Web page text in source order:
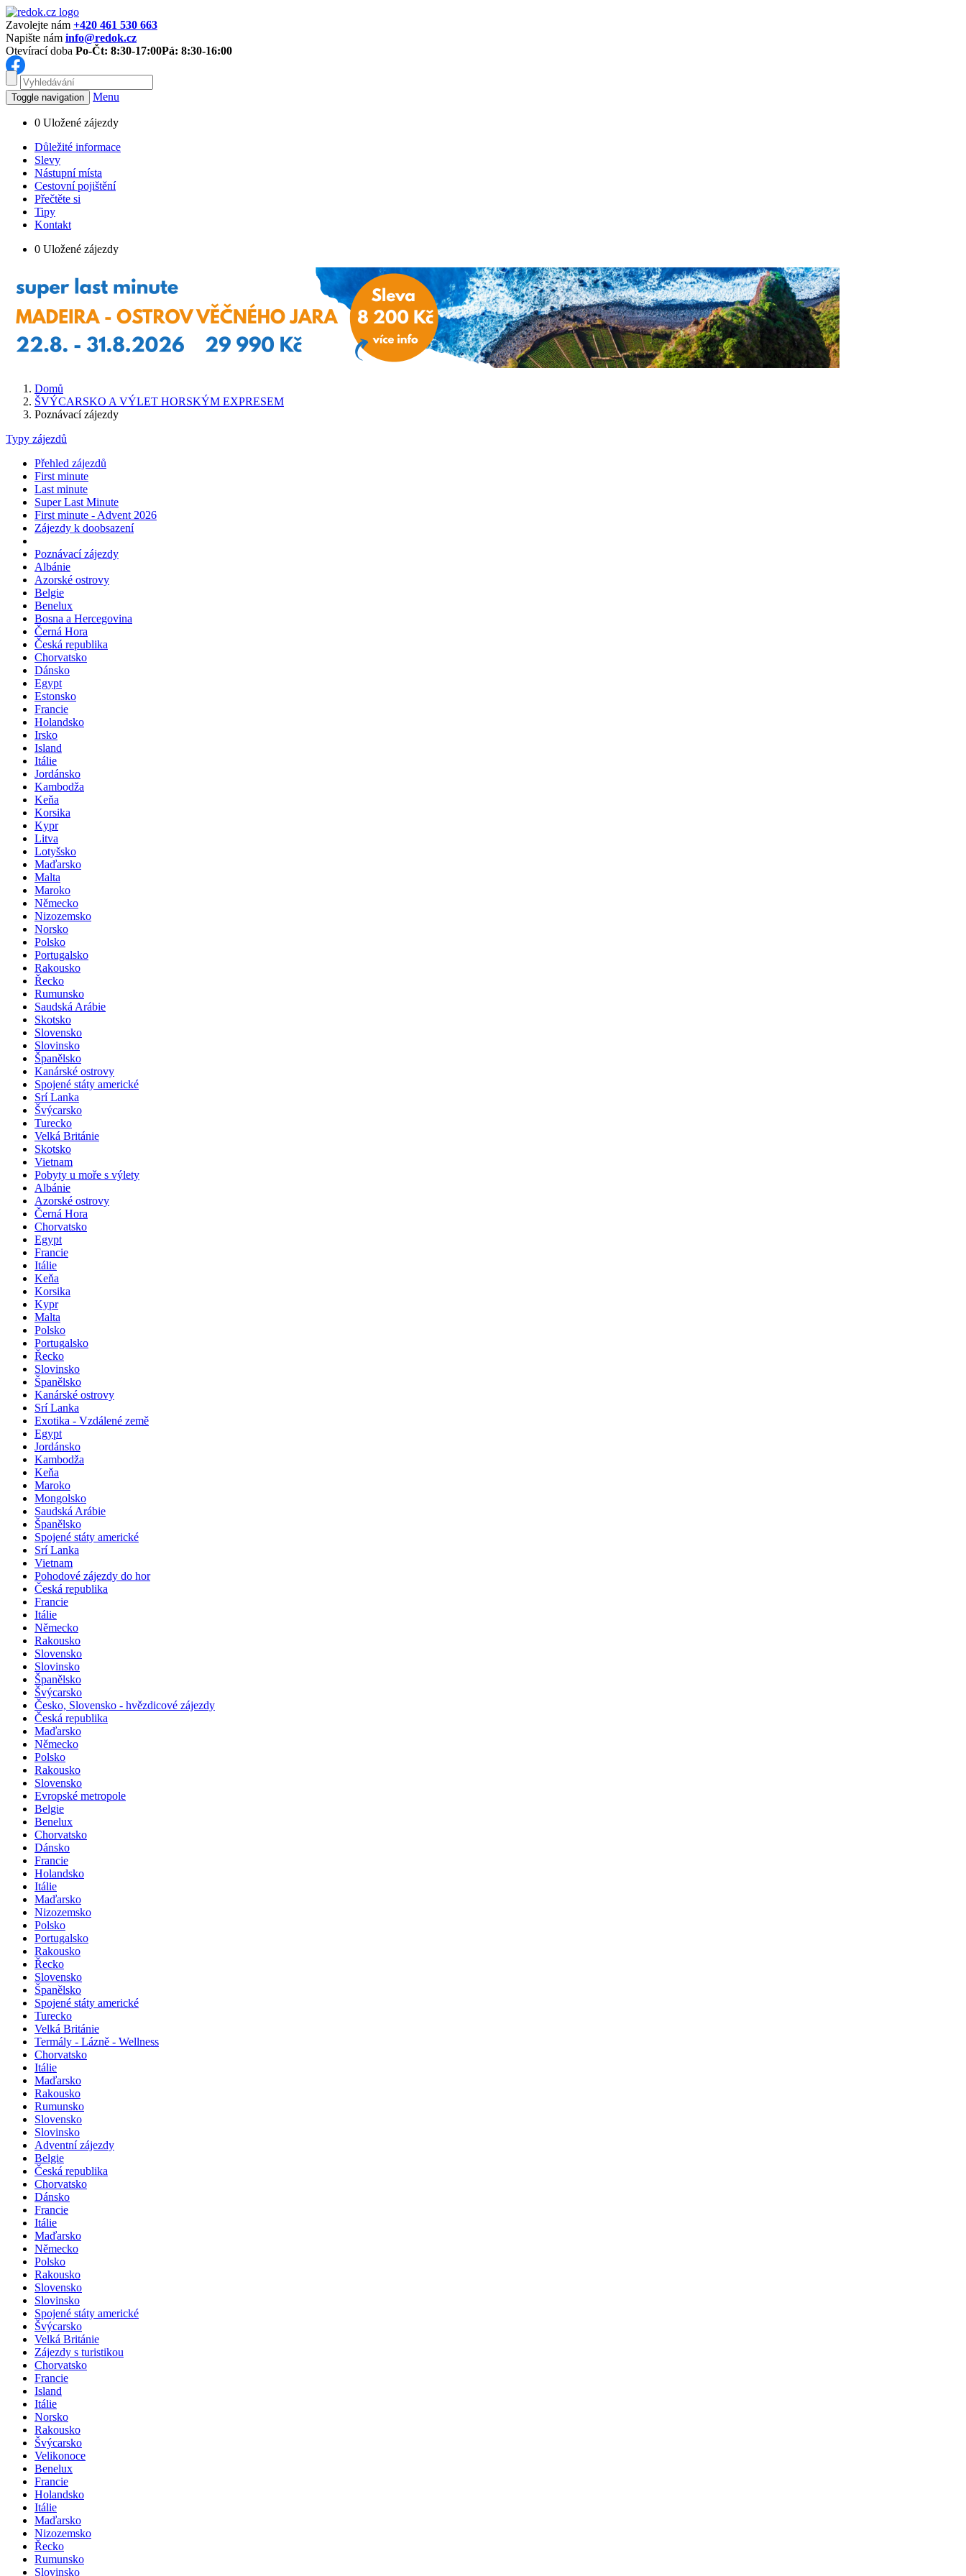
Zavolejte nám +420 461 530 663
Napište nám info@redok.cz
Otevírací doba Po-Čt: 8:30-17:00Pá: 8:30-16:00
Toggle navigation Menu
0 Uložené zájezdy
Důležité informace
Slevy
Nástupní místa
Cestovní pojištění
Přečtěte si
Tipy
Kontakt
0 Uložené zájezdy
Domů
ŠVÝCARSKO A VÝLET HORSKÝM EXPRESEM
Poznávací zájezdy
Typy zájezdů
Přehled zájezdů
First minute
Last minute
Super Last Minute
First minute - Advent 2026
Zájezdy k doobsazení
Poznávací zájezdy
Albánie
Azorské ostrovy
Belgie
Benelux
Bosna a Hercegovina
Černá Hora
Česká republika
Chorvatsko
Dánsko
Egypt
Estonsko
Francie
Holandsko
Irsko
Island
Itálie
Jordánsko
Kambodža
Keňa
Korsika
Kypr
Litva
Lotyšsko
Maďarsko
Malta
Maroko
Německo
Nizozemsko
Norsko
Polsko
Portugalsko
Rakousko
Řecko
Rumunsko
Saudská Arábie
Skotsko
Slovensko
Slovinsko
Španělsko
Kanárské ostrovy
Spojené státy americké
Srí Lanka
Švýcarsko
Turecko
Velká Británie
Skotsko
Vietnam
Pobyty u moře s výlety
Albánie
Azorské ostrovy
Černá Hora
Chorvatsko
Egypt
Francie
Itálie
Keňa
Korsika
Kypr
Malta
Polsko
Portugalsko
Řecko
Slovinsko
Španělsko
Kanárské ostrovy
Srí Lanka
Exotika - Vzdálené země
Egypt
Jordánsko
Kambodža
Keňa
Maroko
Mongolsko
Saudská Arábie
Španělsko
Spojené státy americké
Srí Lanka
Vietnam
Pohodové zájezdy do hor
Česká republika
Francie
Itálie
Německo
Rakousko
Slovensko
Slovinsko
Španělsko
Švýcarsko
Česko, Slovensko - hvězdicové zájezdy
Česká republika
Maďarsko
Německo
Polsko
Rakousko
Slovensko
Evropské metropole
Belgie
Benelux
Chorvatsko
Dánsko
Francie
Holandsko
Itálie
Maďarsko
Nizozemsko
Polsko
Portugalsko
Rakousko
Řecko
Slovensko
Španělsko
Spojené státy americké
Turecko
Velká Británie
Termály - Lázně - Wellness
Chorvatsko
Itálie
Maďarsko
Rakousko
Rumunsko
Slovensko
Slovinsko
Adventní zájezdy
Belgie
Česká republika
Chorvatsko
Dánsko
Francie
Itálie
Maďarsko
Německo
Polsko
Rakousko
Slovensko
Slovinsko
Spojené státy americké
Švýcarsko
Velká Británie
Zájezdy s turistikou
Chorvatsko
Francie
Island
Itálie
Norsko
Rakousko
Švýcarsko
Velikonoce
Benelux
Francie
Holandsko
Itálie
Maďarsko
Nizozemsko
Řecko
Rumunsko
Slovinsko